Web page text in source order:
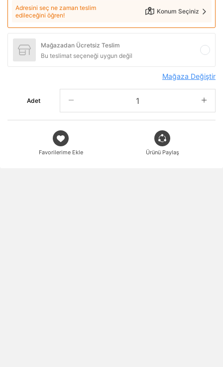
Adresini seç ne zaman teslim
edileceğini öğren!
Konum Seçiniz
Mağazadan Ücretsiz Teslim
Bu teslimat seçeneği uygun değil
Mağaza Değiştir
Adet
Favorilerime Ekle Ürünü Paylaş